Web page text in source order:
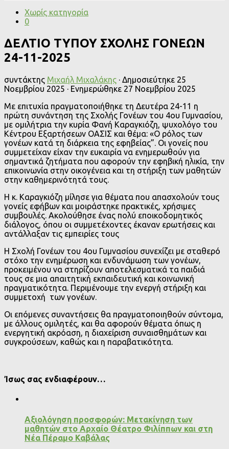
Χωρίς κατηγορία
0
ΔΕΛΤΙΟ ΤΥΠΟΥ ΣΧΟΛΗΣ ΓΟΝΕΩΝ
24-11-2025
συντάκτης Μιχαήλ Μιχαλάκης · Δημοσιεύτηκε 25
Νοεμβρίου 2025 · Ενημερώθηκε 27 Νοεμβρίου 2025
Με επιτυχία πραγματοποιήθηκε τη Δευτέρα 24-11 η
πρώτη συνάντηση της Σχολής Γονέων του 4ου Γυμνασίου,
με ομιλήτρια την κυρία Φανή Καραγκιόζη, ψυχολόγο του
Κέντρου Εξαρτήσεων ΟΑΣΙΣ και θέμα: «Ο ρόλος των
γονέων κατά τη διάρκεια της εφηβείας”. Οι γονείς που
συμμετείχαν είχαν την ευκαιρία να ενημερωθούν για
σημαντικά ζητήματα που αφορούν την εφηβική ηλικία, την
επικοινωνία στην οικογένεια και τη στήριξη των μαθητών
στην καθημερινότητά τους.
Η κ. Καραγκιόζη μίλησε για θέματα που απασχολούν τους
γονείς εφήβων και μοιράστηκε πρακτικές, χρήσιμες
συμβουλές. Ακολούθησε ένας πολύ εποικοδομητικός
διάλογος, όπου οι συμμετέχοντες έκαναν ερωτήσεις και
αντάλλαξαν τις εμπειρίες τους
Η Σχολή Γονέων του 4ου Γυμνασίου συνεχίζει με σταθερό
στόχο την ενημέρωση και ενδυνάμωση των γονέων,
προκειμένου να στηρίζουν αποτελεσματικά τα παιδιά
τους σε μια απαιτητική εκπαιδευτική και κοινωνική
πραγματικότητα. Περιμένουμε την ενεργή στήριξη και
συμμετοχή των γονέων.
Οι επόμενες συναντήσεις θα πραγματοποιηθούν σύντομα,
με άλλους ομιλητές, και θα αφορούν θέματα όπως η
ενεργητική ακρόαση, η διαχείριση συναισθημάτων και
συγκρούσεων, καθώς και η παραβατικότητα.
Ίσως σας ενδιαφέρουν…
Αξιολόγηση προσφορών: Μετακίνηση των
μαθητών στο Αρχαίο Θέατρο Φιλίππων και στη
Νέα Πέραμο Καβάλας